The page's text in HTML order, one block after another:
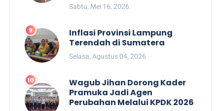
Sabtu, Mei 16, 2026
Inflasi Provinsi Lampung
Terendah di Sumatera
Selasa, Agustus 04, 2026
Wagub Jihan Dorong Kader
Pramuka Jadi Agen
Perubahan Melalui KPDK 2026